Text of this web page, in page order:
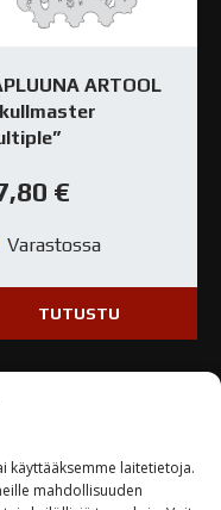
käyttääksemme laitetietoja.
mahdollisuuden
ARTOOL
€
Varastossa
TUTUSTU
yhteyttä